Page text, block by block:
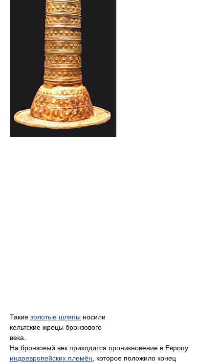
Такие золотые шляпы носили
кельтские жрецы бронзового
века.
На бронзовый век приходится проникновение в Европу
индоевропейских племён , которое положило конец